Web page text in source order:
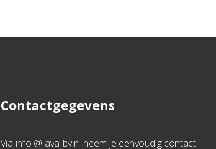
Contactgegevens
Via info @ ava-bv.nl neem je eenvoudig contact